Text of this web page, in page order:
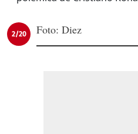
2/20 Foto: Diez